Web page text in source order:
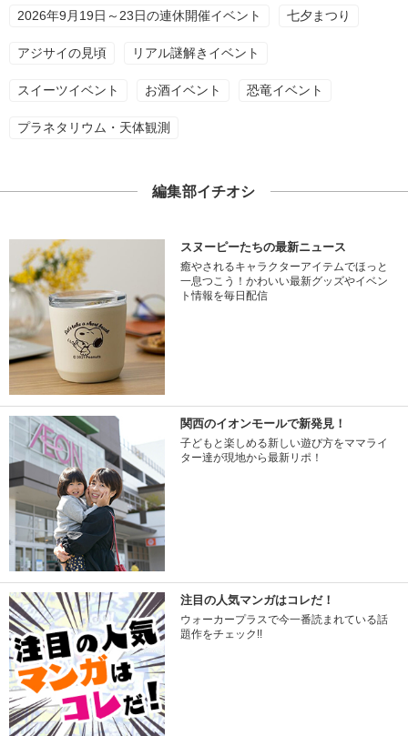
2026年9月19日～23日の連休開催イベント 七夕まつり
アジサイの見頃 リアル謎解きイベント
スイーツイベント お酒イベント 恐竜イベント
プラネタリウム・天体観測
編集部イチオシ
スヌーピーたちの最新ニュース
癒やされるキャラクターアイテムでほっと
一息つこう！かわいい最新グッズやイベン
ト情報を毎日配信
関西のイオンモールで新発見！
子どもと楽しめる新しい遊び方をママライ
ター達が現地から最新リポ！
注目の人気マンガはコレだ！
ウォーカープラスで今一番読まれている話
題作をチェック!!